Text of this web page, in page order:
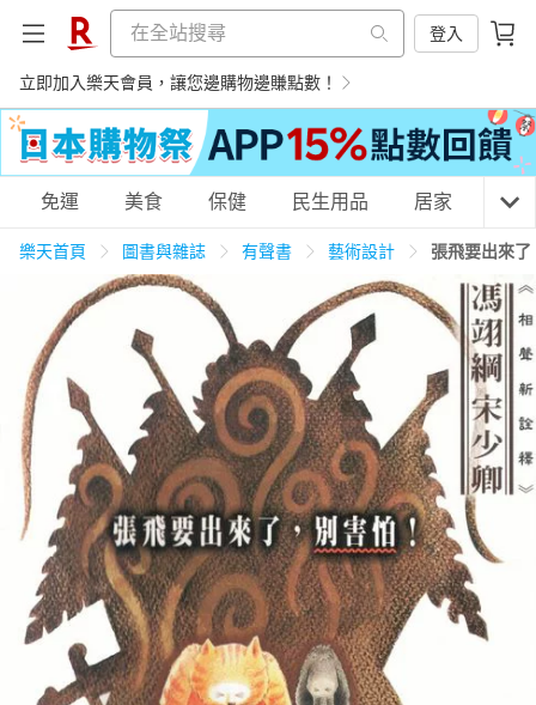
登入
立即加入樂天會員，讓您邊購物邊賺點數！
購物網分類
天天免運 美食蛋糕 養生保健 民生用品
居家生活 3C家電 運動休閒 親子玩具
女裝 男裝 化妝保養 情趣用品
日本購物 電子/紙本書
HOT
免運 美食 保健 民生用品 居家 3C
樂天首頁 圖書與雜誌 有聲書 藝術設計 張飛要出來